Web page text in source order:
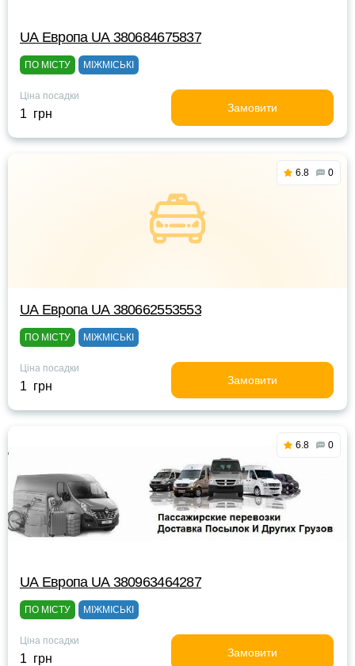
UА Европа UА 380684675837
ПО МІСТУ МІЖМІСЬКІ
Ціна посадки
1 грн Замовити
6.8 0
UА Европа UА 380662553553
ПО МІСТУ МІЖМІСЬКІ
Ціна посадки
1 грн Замовити
6.8 0
UА Европа UА 380963464287
ПО МІСТУ МІЖМІСЬКІ
Ціна посадки
1 грн Замовити